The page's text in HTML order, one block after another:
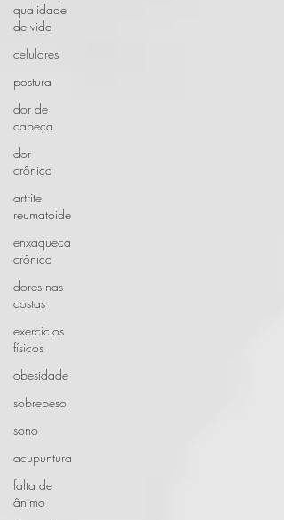
qualidade
de vida
celulares
postura
dor de
cabeça
dor
crônica
artrite
reumatoide
enxaqueca
crônica
dores nas
costas
exercícios
físicos
obesidade
sobrepeso
sono
acupuntura
falta de
ânimo